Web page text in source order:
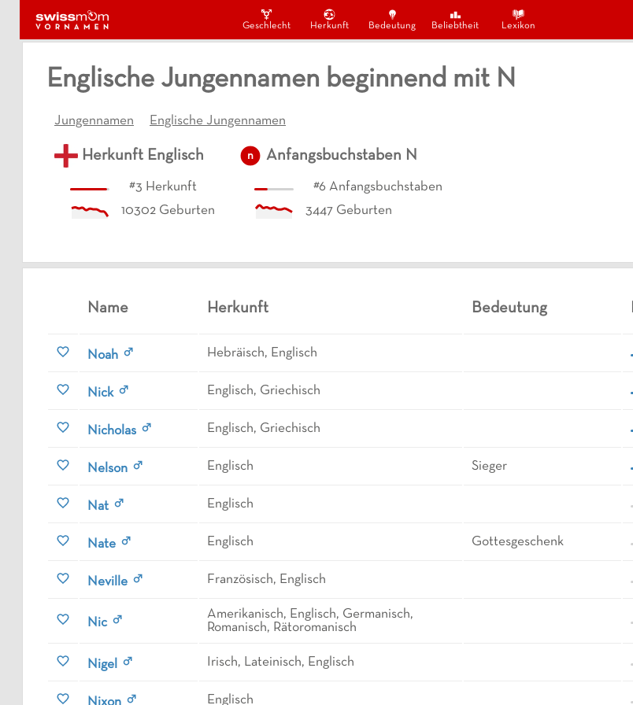
Geschlecht Herkunft Bedeutung Beliebtheit Lexikon
Englische Jungennamen beginnend mit N
Jungennamen Englische Jungennamen
Herkunft Englisch
#3 Herkunft
10302 Geburten
n Anfangsbuchstaben N
#6 Anfangsbuchstaben
3447 Geburten
Name Herkunft Bedeutung
Noah Hebräisch, Englisch
Nick Englisch, Griechisch
Nicholas Englisch, Griechisch
Nelson Englisch Sieger
Nat Englisch
Nate Englisch Gottesgeschenk
Neville Französisch, Englisch
Nic
Amerikanisch, Englisch, Germanisch,
Romanisch, Rätoromanisch
Nigel Irisch, Lateinisch, Englisch
Englisch